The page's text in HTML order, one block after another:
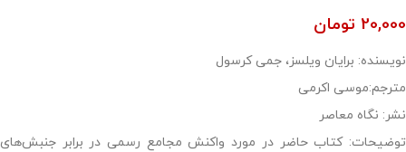
20,000 تومان
نویسنده: برایان ویلسز، جمی کرسول
مترجم:موسی اکرمی
نشر: نگاه معاصر‌
توضیحات: کتاب حاضر در مورد واکنش مجامع رسمی در برابر جنبش‌های